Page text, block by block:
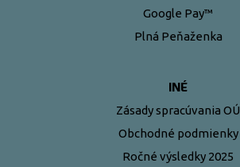
Google Pay™
Plná Peňaženka
INÉ
Zásady spracúvania OÚ
Obchodné podmienky
Ročné výsledky 2025